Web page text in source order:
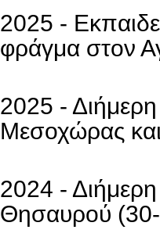
2025 -
φράγμα στον
2025 -
Μεσοχώρας
2024 -
Θησαυρού